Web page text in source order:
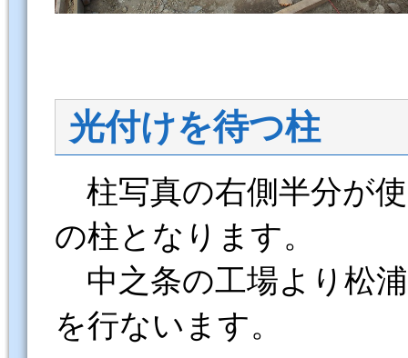
光付けを待つ柱
柱写真の右側半分が
の柱となります。
中之条の工場より松
を行ないます。